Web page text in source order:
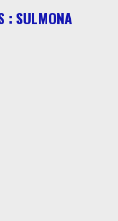
: SULMONA